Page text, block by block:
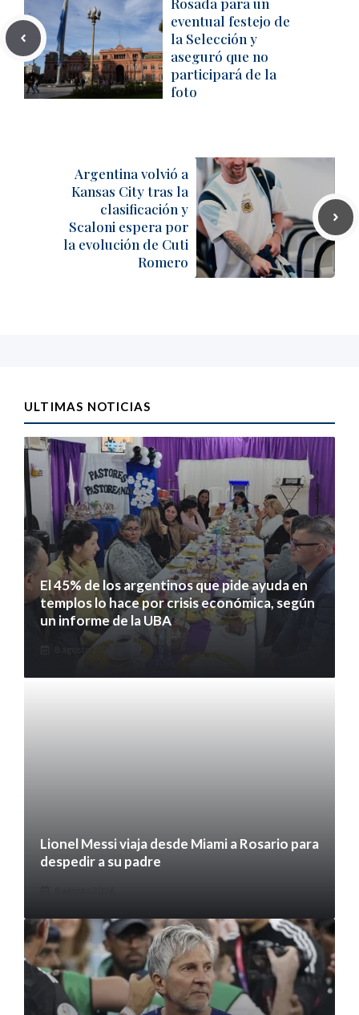
eventual festejo de
la Selección y
aseguró que no
participará de la
foto
Argentina volvió a
Kansas City tras la
clasificación y
Scaloni espera por
la evolución de Cuti
Romero
ULTIMAS NOTICIAS
El 45% de los argentinos que pide ayuda en
templos lo hace por crisis económica, según
un informe de la UBA
8 agosto 2026
Lionel Messi viaja desde Miami a Rosario para
despedir a su padre